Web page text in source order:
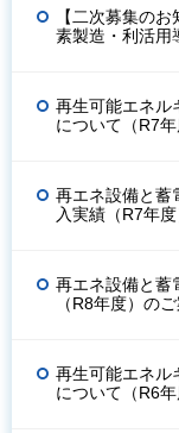
【二次募集の
素製造・利活用
再生可能エネル
について（R7年
再エネ設備と蓄
入実績（R7年度
再エネ設備と蓄
（R8年度）の
再生可能エネル
について（R6年